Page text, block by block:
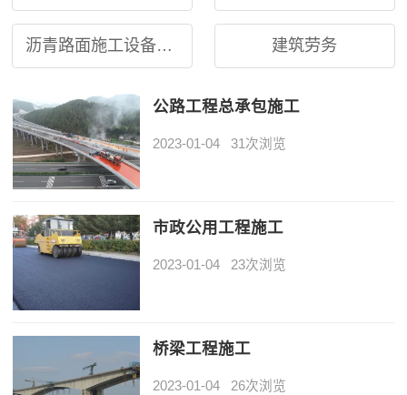
沥青路面施工设备租赁 建筑劳务
公路工程总承包施工
2023-01-04 31次浏览
市政公用工程施工
2023-01-04 23次浏览
桥梁工程施工
2023-01-04 26次浏览